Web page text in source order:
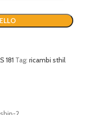
181 Tag: ricambi sthil